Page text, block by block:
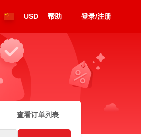
USD 帮助 登录/注册
查看订单列表